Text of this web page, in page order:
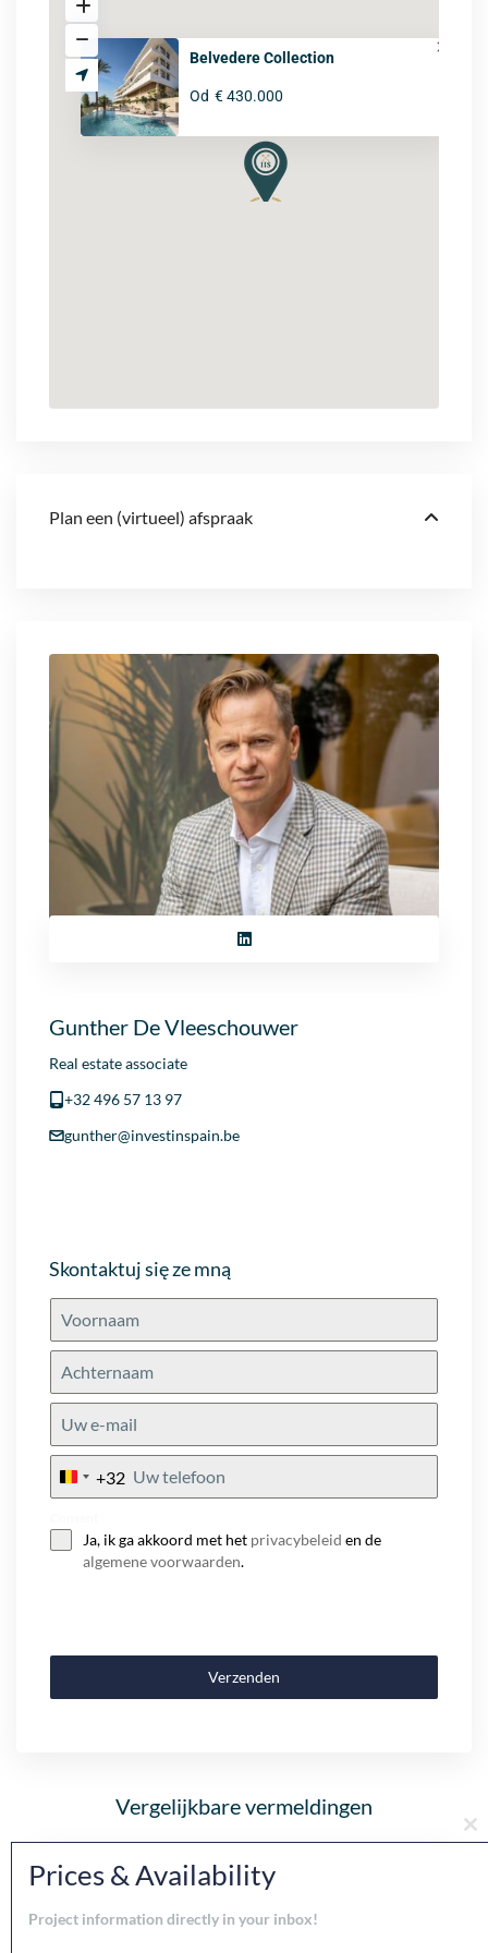
Belvedere Collection
Od € 430.000
Plan een (virtueel) afspraak
Gunther De Vleeschouwer
Real estate associate
+32 496 57 13 97
gunther@investinspain.be
Skontaktuj się ze mną
Belgium
+32
Ja, ik ga akkoord met het privacybeleid en de
algemene voorwaarden.
Verzenden
Vergelijkbare vermeldingen
Prices & Availability
Project information directly in your inbox!